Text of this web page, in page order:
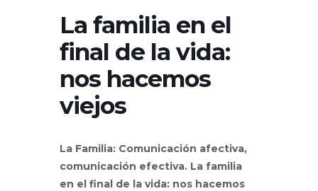
La familia en el
final de la vida:
nos hacemos
viejos
La Familia: Comunicación afectiva,
comunicación efectiva. La familia
en el final de la vida: nos hacemos